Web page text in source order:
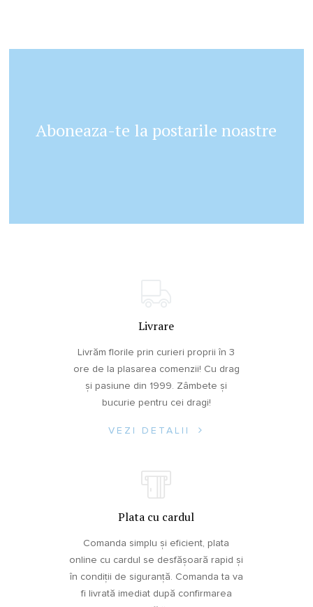
Aboneaza-te la postarile noastre
Livrare
Livrăm florile prin curieri proprii în 3
ore de la plasarea comenzii! Cu drag
și pasiune din 1999. Zâmbete și
bucurie pentru cei dragi!
VEZI DETALII
Plata cu cardul
Comanda simplu și eficient, plata
online cu cardul se desfășoară rapid și
în condiții de siguranță. Comanda ta va
fi livrată imediat după confirmarea